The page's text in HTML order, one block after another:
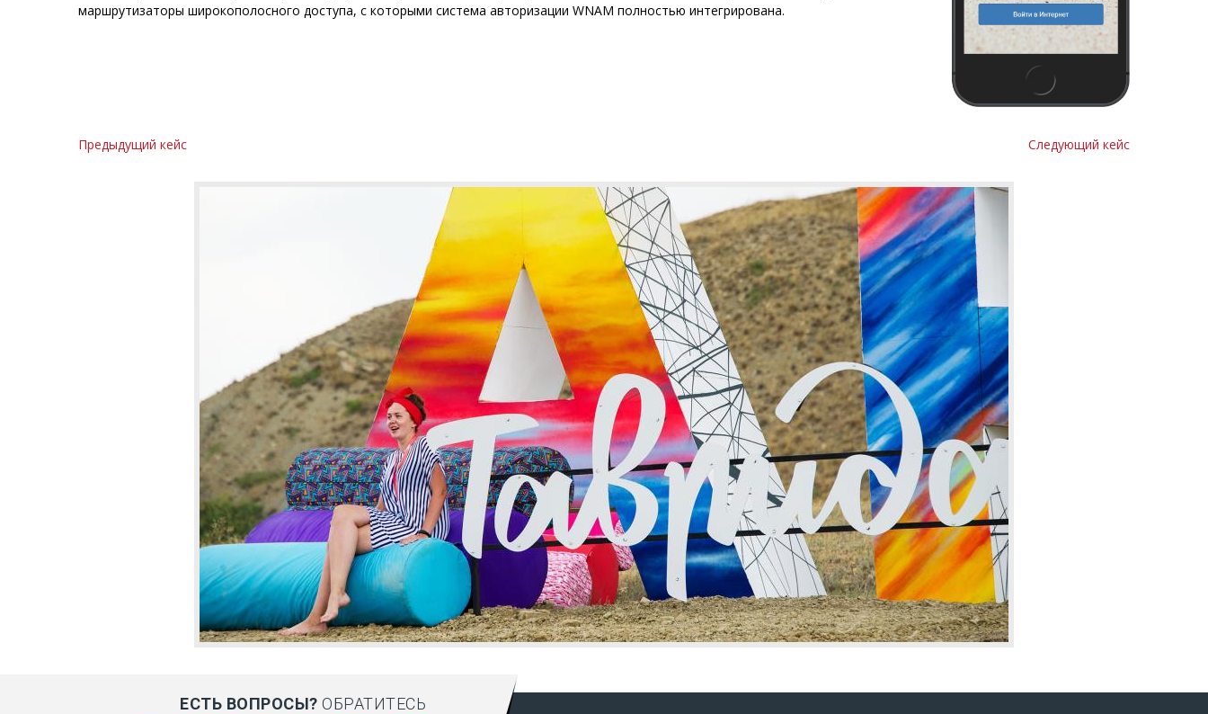
маршрутизаторы широкополосного доступа, с которыми система авторизации WNAM полностью интегрирована.
Предыдущий кейс Следующий кейс
ЕСТЬ ВОПРОСЫ? ОБРАТИТЕСЬ